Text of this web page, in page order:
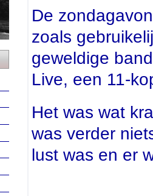
De
zoals
geweldige
Live, een 11-
Het was wat
was verder
lust was en er